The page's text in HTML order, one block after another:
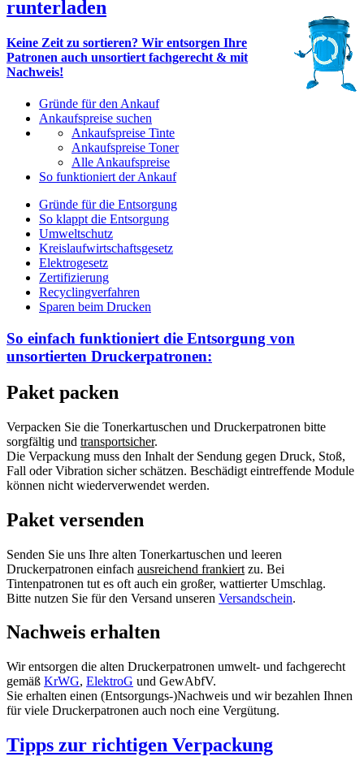
runterladen
Keine Zeit zu sortieren? Wir entsorgen Ihre
Patronen auch unsortiert fachgerecht & mit
Nachweis!
Gründe für den Ankauf
Ankaufspreise suchen
Ankaufspreise Tinte
Ankaufspreise Toner
Alle Ankaufspreise
So funktioniert der Ankauf
Gründe für die Entsorgung
So klappt die Entsorgung
Umweltschutz
Kreislaufwirtschaftsgesetz
Elektrogesetz
Zertifizierung
Recyclingverfahren
Sparen beim Drucken
So einfach funktioniert die Entsorgung von
unsortierten Druckerpatronen:
Paket packen
Verpacken Sie die Tonerkartuschen und Druckerpatronen bitte
sorgfältig und transportsicher.
Die Verpackung muss den Inhalt der Sendung gegen Druck, Stoß,
Fall oder Vibration sicher schätzen. Beschädigt eintreffende Module
können nicht wiederverwendet werden.
Paket versenden
Senden Sie uns Ihre alten Tonerkartuschen und leeren
Druckerpatronen einfach ausreichend frankiert zu. Bei
Tintenpatronen tut es oft auch ein großer, wattierter Umschlag.
Bitte nutzen Sie für den Versand unseren Versandschein.
Nachweis erhalten
Wir entsorgen die alten Druckerpatronen umwelt- und fachgerecht
gemäß KrWG, ElektroG und GewAbfV.
Sie erhalten einen (Entsorgungs-)Nachweis und wir bezahlen Ihnen
für viele Druckerpatronen auch noch eine Vergütung.
Tipps zur richtigen Verpackung